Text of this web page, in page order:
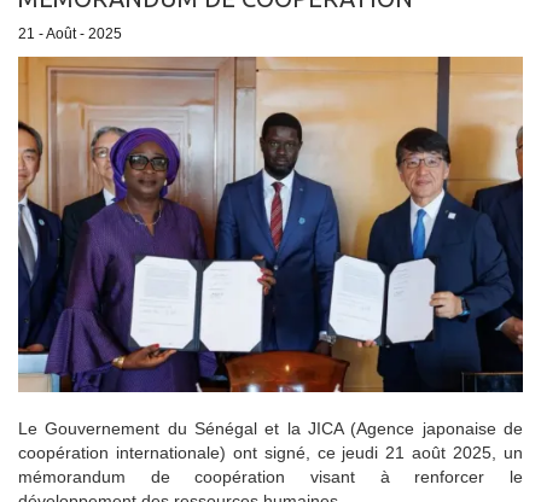
21 - Août - 2025
Le Gouvernement du Sénégal et la JICA (Agence japonaise de
coopération internationale) ont signé, ce jeudi 21 août 2025, un
mémorandum de coopération visant à renforcer le